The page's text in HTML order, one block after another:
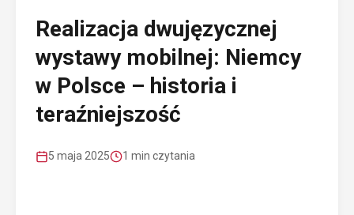
Realizacja dwujęzycznej
wystawy mobilnej: Niemcy
w Polsce – historia i
teraźniejszość
5 maja 2025 1 min czytania